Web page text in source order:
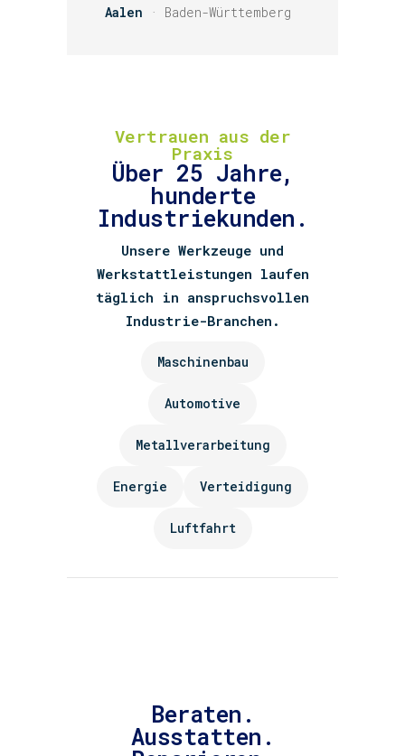
Aalen
· Baden-Württemberg
Vertrauen aus der
Praxis
Über 25 Jahre,
hunderte
Industriekunden.
Unsere Werkzeuge und
Werkstattleistungen laufen
täglich in anspruchsvollen
Industrie-Branchen.
Maschinenbau
Automotive
Metallverarbeitung
Energie Verteidigung
Luftfahrt
Beraten.
Ausstatten.